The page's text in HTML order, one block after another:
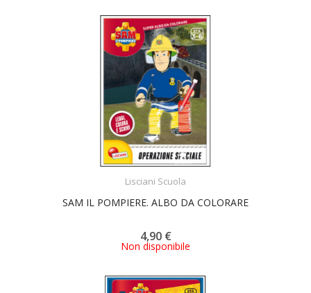
Lisciani Scuola
SAM IL POMPIERE. ALBO DA COLORARE
4,90 €
Non disponibile